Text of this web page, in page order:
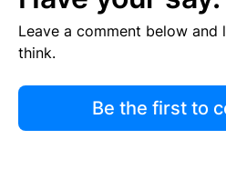
Leave a comment below and
think.
Be the first to